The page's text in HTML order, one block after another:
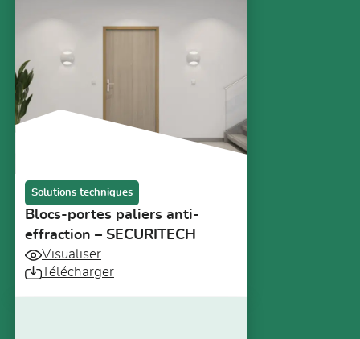
Solutions techniques
Blocs-portes paliers anti-
effraction – SECURITECH
Visualiser
Télécharger